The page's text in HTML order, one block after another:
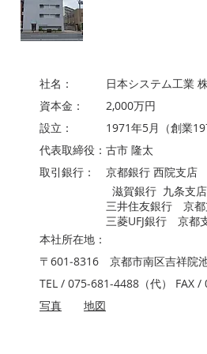
社名： 日本システム工業 株
資本金： 2,000万円
設立： 1971年5月（創業
代表取締役：古市 隆太
取引銀行： 京都銀行 西院支店
滋賀銀行 九条支店・
三井住友銀行 京都
三菱UFJ銀行 京都
本社所在地：
〒601‐8316 京都市南区吉祥院
TEL / 075-681-4488（代） FAX
​写真
地図